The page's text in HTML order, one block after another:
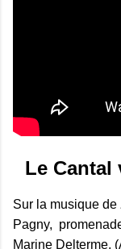
Le Cantal
Sur la musique de
Pagny,
Marine Delterme,